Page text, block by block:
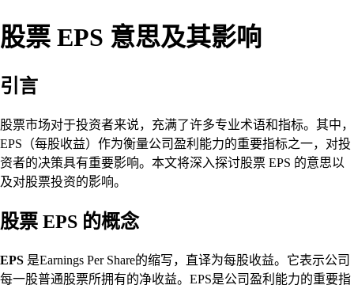
股票 EPS 意思及其影响
引言
股票市场对于投资者来说，充满了许多专业术语和指标。其中，
EPS（每股收益）作为衡量公司盈利能力的重要指标之一，对投
资者的决策具有重要影响。本文将深入探讨股票 EPS 的意思以
及对股票投资的影响。
股票 EPS 的概念
EPS 是Earnings Per Share的缩写，直译为每股收益。它表示公司
每一股普通股票所拥有的净收益。EPS是公司盈利能力的重要指